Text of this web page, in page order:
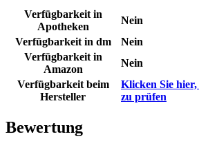
Verfügbarkeit in
Apotheken
Nein
Verfügbarkeit in dm
Nein
Verfügbarkeit in
Amazon
Nein
Verfügbarkeit beim
Hersteller
Klicken Sie
zu prüfen
Bewertung